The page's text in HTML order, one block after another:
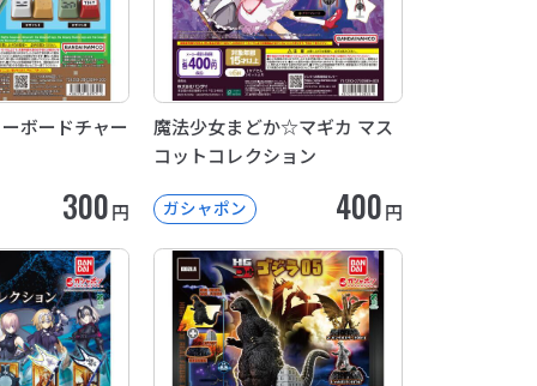
ボードチャー
300円
魔法少女まどか☆マギカ マス
コットコレクション
ガシャポン 400円